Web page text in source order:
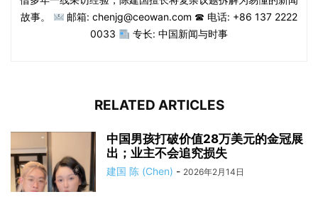
故事。
邮箱: chenjg@ceowan.com ☎ 电话: +86 137 2222
0033
专长: 中国新闻与时事
RELATED ARTICLES
中国男孩打破价值28万美元的金冠展
出；业主不会追究损失
建国 陈 (Chen) - 2026年2月14日